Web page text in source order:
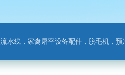
水线，家禽屠宰设备配件，脱毛机，